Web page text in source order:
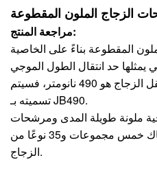
الزجاج الملون المقطوعة
مراجعة المنتج:
المقطوعة بناءً على الخاصية
على سبيل المثال، إذا كان حد نقل الزجاج هو 490 نانومتر، فسيتم
تسميته بـ JB490.
ملونة طويلة المدى ومرشحات
زجاجية ملونة قصيرة المدى. هناك خمس مجموعات و35 نوعًا من
الزجاج.